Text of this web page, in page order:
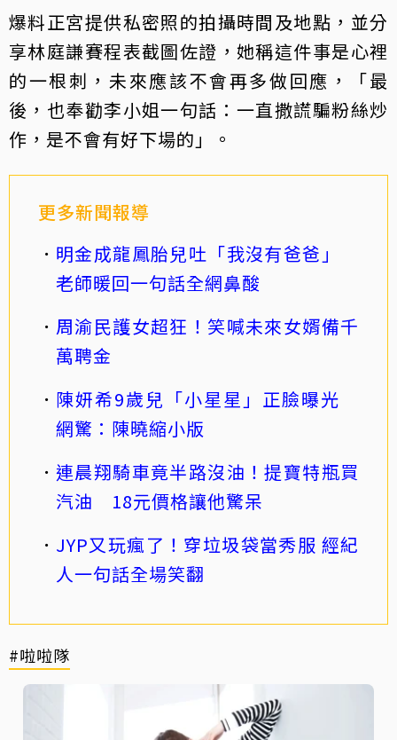
爆料正宮提供私密照的拍攝時間及地點，並分
享林庭謙賽程表截圖佐證，她稱這件事是心裡
的一根刺，未來應該不會再多做回應，「最
後，也奉勸李小姐一句話：一直撒謊騙粉絲炒
作，是不會有好下場的」。
更多新聞報導
明金成龍鳳胎兒吐「我沒有爸爸」
老師暖回一句話全網鼻酸
周渝民護女超狂！笑喊未來女婿備千
萬聘金
陳妍希9歲兒「小星星」正臉曝光
網驚：陳曉縮小版
連晨翔騎車竟半路沒油！提寶特瓶買
汽油 18元價格讓他驚呆
JYP又玩瘋了！穿垃圾袋當秀服 經紀
人一句話全場笑翻
#啦啦隊